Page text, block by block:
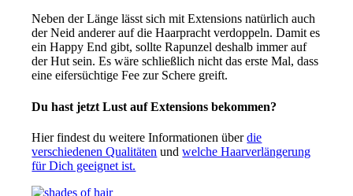
Neben der Länge lässt sich mit Extensions natürlich auch
der Neid anderer auf die Haarpracht verdoppeln. Damit es
ein Happy End gibt, sollte Rapunzel deshalb immer auf
der Hut sein. Es wäre schließlich nicht das erste Mal, dass
eine eifersüchtige Fee zur Schere greift.
Du hast jetzt Lust auf Extensions bekommen?
Hier findest du weitere Informationen überdie
verschiedenen Qualitäten undwelche Haarverlängerung
für Dich geeignet ist.